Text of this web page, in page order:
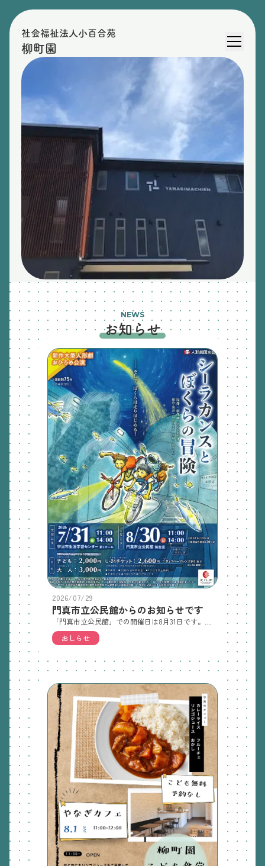
社会福祉法人小百合苑
柳町園
NEWS
お知らせ
2026/07/29
門真市立公民館からのお知らせです
おしらせ